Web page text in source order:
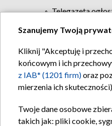
Telegazeta
Szanujemy Twoją
Kliknij "Akceptuję i
końcowym i ich
z IAB* (1201 firm)oraz
mierzenia ich
Twoje dane osobowe
takich jak: pliki cookie,